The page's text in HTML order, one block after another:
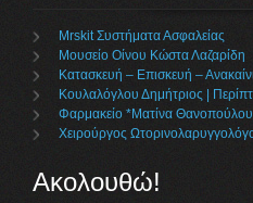
Mrskit Συστήματα Ασφαλείας
Μουσείο Οίνου Κώστα Λαζαρίδη
Κατασκευή – Επισκευή –
Κουλαλόγλου Δημήτριος |
Φαρμακείο *Ματίνα
Χειρούργος
Ακολουθώ!